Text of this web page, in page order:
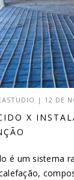
| 12 DE
X
é um sistema